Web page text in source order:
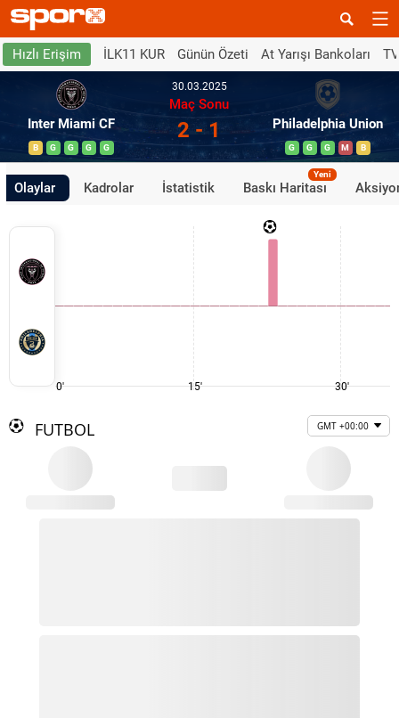
Hızlı Erişim İLK11 KUR Günün Özeti At Yarışı Bankoları
Inter Miami CF
B G G G G
30.03.2025
Maç Sonu
2 - 1 Philadelphia Union
G G G M B
Olaylar Kadrolar İstatistik Baskı Haritası
Yeni
0' 15' 30'
FUTBOL GMT +00:00